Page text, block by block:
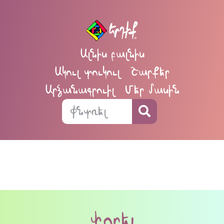
Ալնիս բալնիս
Ակուլ տուկուլ
Շարքեր
Արձանագրուիլ
Մեր մասին